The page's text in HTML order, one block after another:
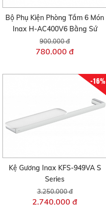
Bộ Phụ Kiện Phòng Tắm 6 Món
Inax H-AC400V6 Bằng Sứ
900.000 đ
780.000 đ
-16%
Kệ Gương Inax KFS-949VA S
Series
3.250.000 đ
2.740.000 đ